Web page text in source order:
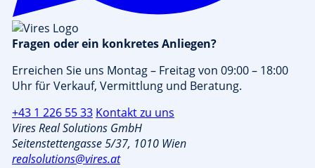
Fragen oder ein konkretes Anliegen?
Erreichen Sie uns Montag – Freitag von 09:00 – 18:00
Uhr für Verkauf, Vermittlung und Beratung.
+43 1 226 55 33 Kontakt zu uns
Vires Real Solutions GmbH
Seitenstettengasse 5/37, 1010 Wien
realsolutions@vires.at